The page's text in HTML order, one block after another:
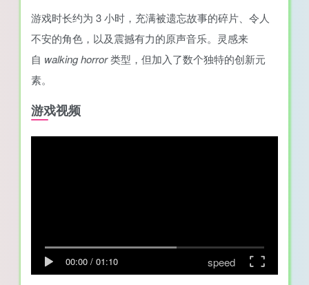
游戏时长约为 3 小时，充满被遗忘故事的碎片、令人
不安的角色，以及震撼有力的原声音乐。灵感来
自 walking horror类型，但加入了数个独特的创新元
素。
游戏视频
00:00 / 01:10 speed